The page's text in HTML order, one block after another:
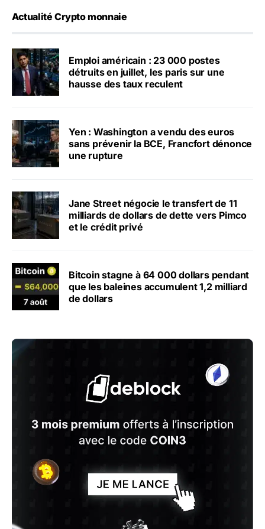
Actualité Crypto monnaie
Emploi américain : 23 000 postes
détruits en juillet, les paris sur une
hausse des taux reculent
Yen : Washington a vendu des euros
sans prévenir la BCE, Francfort dénonce
une rupture
Jane Street négocie le transfert de 11
milliards de dollars de dette vers Pimco
et le crédit privé
Bitcoin stagne à 64 000 dollars pendant
que les baleines accumulent 1,2 milliard
de dollars